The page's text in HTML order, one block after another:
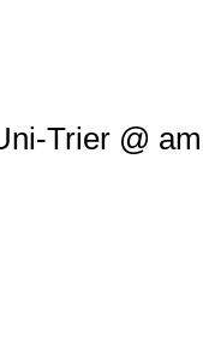
Trier @